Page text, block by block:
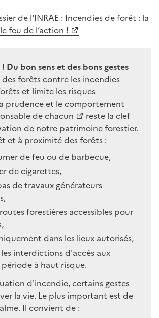
de l'INRAE : Incendies de forêt : la
feu de l’action !
Du bon sens et des bons gestes
des forêts contre les incendies
et limite les risques
prudence et le comportement
de chacun
reste la clef
de notre patrimoine forestier.
et à proximité des forêts :
de feu ou de barbecue,
de cigarettes,
de travaux générateurs
forestières accessibles pour
dans les lieux autorisés,
interdictions d'accès aux
période à haut risque.
d'incendie, certains gestes
la vie. Le plus important est de
Il convient de :